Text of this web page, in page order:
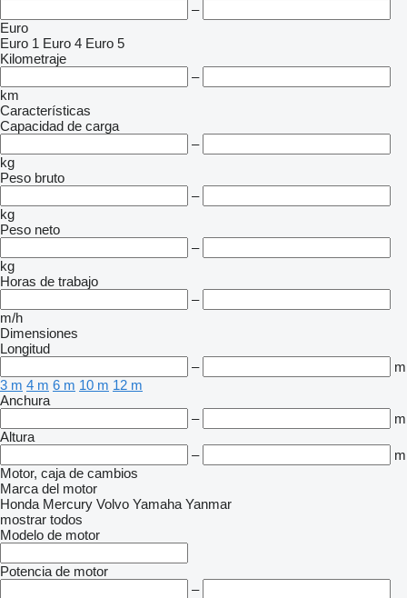
–
Euro
Euro 1 Euro 4 Euro 5
Kilometraje
–
km
Características
Capacidad de carga
–
kg
Peso bruto
–
kg
Peso neto
–
kg
Horas de trabajo
–
m/h
Dimensiones
Longitud
–
m
3 m 4 m 6 m 10 m 12 m
Anchura
–
m
Altura
–
m
Motor, caja de cambios
Marca del motor
Honda Mercury Volvo Yamaha Yanmar
mostrar todos
Modelo de motor
Potencia de motor
–